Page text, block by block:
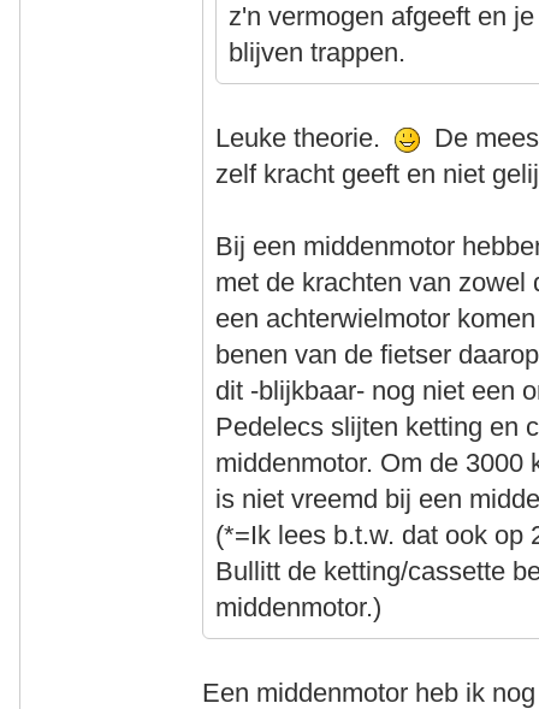
z'n vermogen afgeeft en
blijven trappen.
Leuke theorie.
De
zelf kracht geeft en niet
Bij een middenmotor
met de krachten van zowel
een achterwielmotor
benen van de fietser
dit -blijkbaar- nog niet een
Pedelecs slijten ketting en
middenmotor. Om de 3000
is niet vreemd bij een
(*=Ik lees b.t.w. dat ook op
Bullitt de ketting/cassette
middenmotor.)
Een middenmotor heb ik